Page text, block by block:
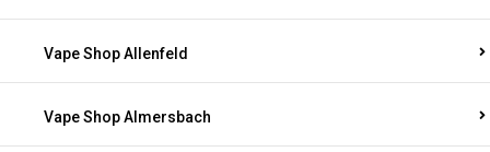
Vape Shop Allenfeld
Vape Shop Almersbach